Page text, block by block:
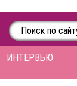
ИНТЕРВЬЮ